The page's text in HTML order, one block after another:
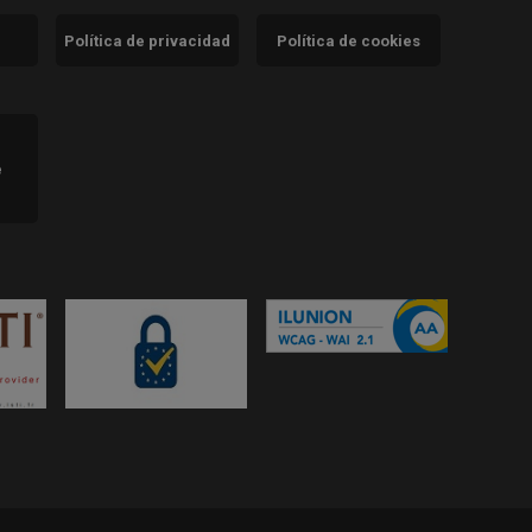
Política de privacidad Política de cookies